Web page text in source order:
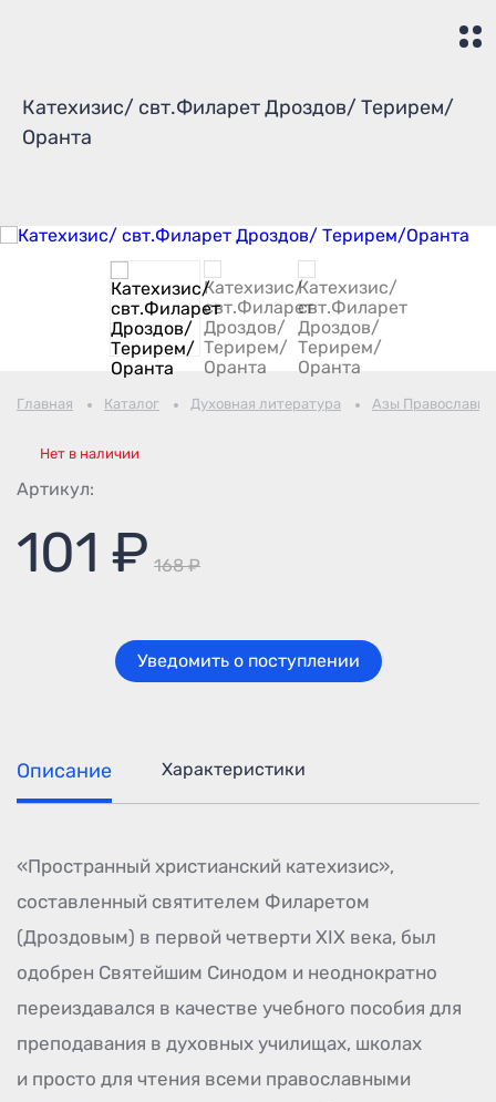
Катехизис/ свт.Филарет Дроздов/ Терирем/
Оранта
Главная Каталог Духовная литература Азы Православия
Артикул:
Нет в наличии
101 ₽ 168 ₽
Уведомить о поступлении
Описание Характеристики
«Пространный христианский катехизис»,
составленный святителем Филаретом
(Дроздовым) в первой четверти XIX века, был
одобрен Святейшим Синодом и неоднократно
переиздавался в качестве учебного пособия для
преподавания в духовных училищах, школах
и просто для чтения всеми православными